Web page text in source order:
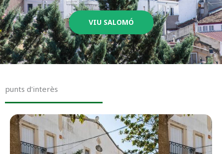
VIU SALOMÓ
punts d'interès